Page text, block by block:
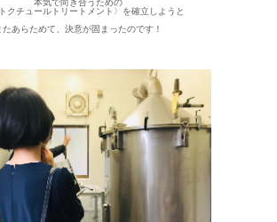
本気で向き合うための
トクチュールトリートメント〉を確立しようと
たあらためて、決意が固まったのです！